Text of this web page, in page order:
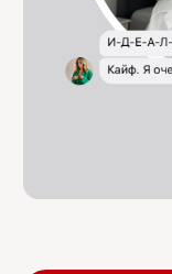
Политика
*Meta является